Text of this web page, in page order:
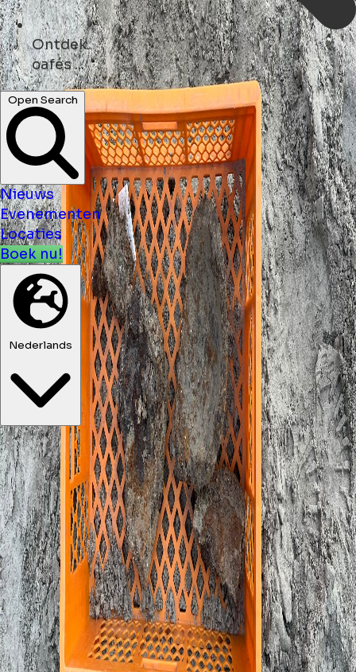
Ontdek
parken ...
Open Search
Nieuws
Evenementen
Locaties
Boek nu!
Nederlands